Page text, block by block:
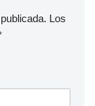
Los